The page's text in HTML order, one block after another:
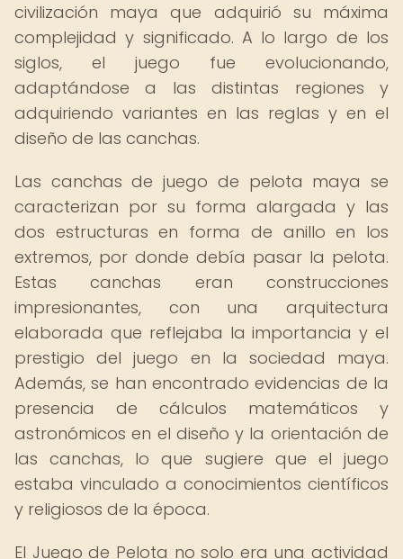
civilización maya que adquirió su máxima
complejidad y significado. A lo largo de los
siglos, el juego fue evolucionando,
adaptándose a las distintas regiones y
adquiriendo variantes en las reglas y en el
diseño de las canchas.
Las canchas de juego de pelota maya se
caracterizan por su forma alargada y las
dos estructuras en forma de anillo en los
extremos, por donde debía pasar la pelota.
Estas canchas eran construcciones
impresionantes, con una arquitectura
elaborada que reflejaba la importancia y el
prestigio del juego en la sociedad maya.
Además, se han encontrado evidencias de la
presencia de cálculos matemáticos y
astronómicos en el diseño y la orientación de
las canchas, lo que sugiere que el juego
estaba vinculado a conocimientos científicos
y religiosos de la época.
El Juego de Pelota no solo era una actividad